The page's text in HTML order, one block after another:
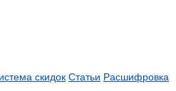
скидок Статьи Расшифровка